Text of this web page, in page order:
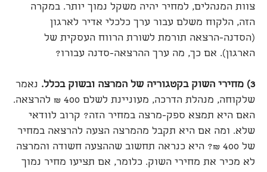
צוות המנהלים, למחיר יהיה משקל נמוך יותר. במקרה
הזה, הלקוח משלם עבור ערך כלכלי אדיר לארגון
(הסדנה-הרצאה תורמת לשורת הרווח העסקית של
הארגון). אם כך, מה ערך ההרצאה-סדנה עבורו?
3) מחירי השוק בקטגוריה של המרצה ובשוק בכלל. נאמר
שלקוחה, מנהלת הדרכה, מעוניינת לשלם 400 ₪ להרצאה.
האם היא תמצא ספק-מרצה במחיר הזה? קרוב לוודאי
שלא. ומה אם היא תקבל מהמרצה הצעה להרצאה במחיר
של 400 ₪? היא כנראה תחשוב שההצעה חשודה והמרצה
לא מכיר את מחירי השוק. כלומר, אם תציעו מחיר נמוך